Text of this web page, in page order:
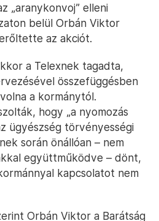
„aranykonvoj” elleni
belül Orbán Viktor
az akciót.
a Telexnek tagadta,
összefüggésben
a kormánytól.
hogy „a nyomozás
ügyészség törvényességi
során önállóan – nem
együttműködve – dönt,
kapcsolatot nem
Orbán Viktor a Barátság